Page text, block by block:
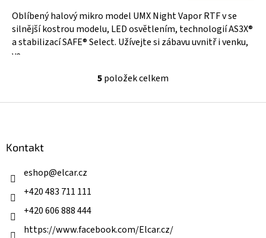
Oblíbený halový mikro model UMX Night Vapor RTF v se
silnější kostrou modelu, LED osvětlením, technologií AS3X®
a stabilizací SAFE® Select. Užívejte si zábavu uvnitř i venku,
ve...
O
l
v
5položek celkem
Kontakt
eshop@elcar.cz
+420 483 711 111
+420 606 888 444
https://www.facebook.com/Elcar.cz/